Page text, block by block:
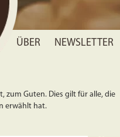
ÜBER NEWSLETTER
zum Guten. Dies gilt für alle, die
erwählt hat.